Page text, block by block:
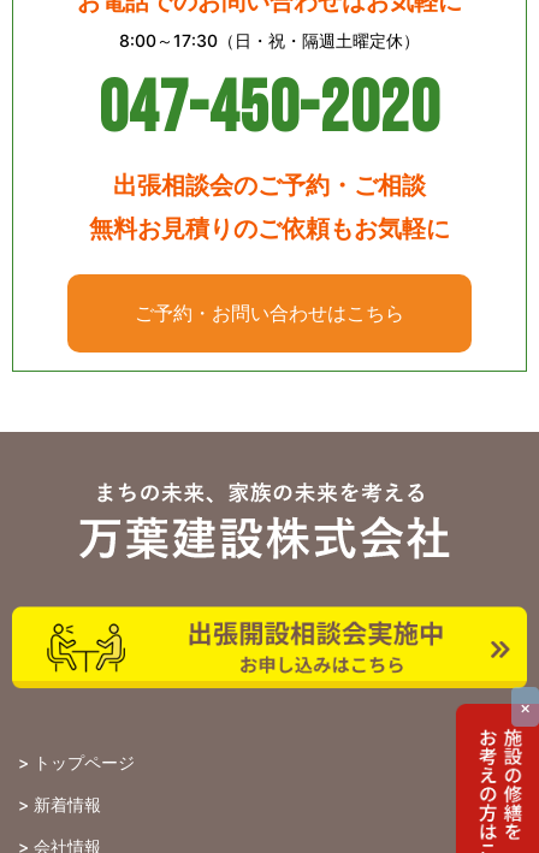
8:00～17:30（日・祝・隔週土曜定休）
047-450-2020
出張相談会のご予約・ご相談
無料お見積りのご依頼もお気軽に
ご予約・お問い合わせはこちら
> トップページ
> 新着情報
> 会社情報
×